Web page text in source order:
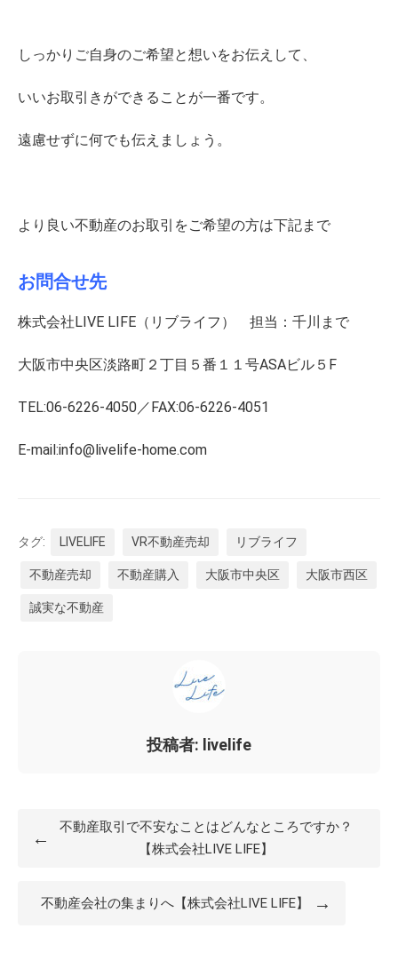
しっかりご自身のご希望と想いをお伝えして、
いいお取引きができることが一番です。
遠慮せずに何でも伝えましょう。
より良い不動産のお取引をご希望の方は下記まで
お問合せ先
株式会社LIVE LIFE（リブライフ） 担当：千川まで
大阪市中央区淡路町２丁目５番１１号ASAビル５F
TEL:06-6226-4050／FAX:06-6226-4051
E-mail:info@livelife-home.com
タグ: LIVELIFE VR不動産売却 リブライフ
不動産売却 不動産購入 大阪市中央区 大阪市西区
誠実な不動産
投稿者: livelife
←
不動産取引で不安なことはどんなところですか？
【株式会社LIVE LIFE】
不動産会社の集まりへ【株式会社LIVE LIFE】 →